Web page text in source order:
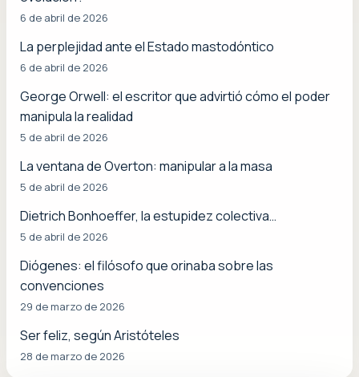
6 de abril de 2026
La perplejidad ante el Estado mastodóntico
6 de abril de 2026
George Orwell: el escritor que advirtió cómo el poder
manipula la realidad
5 de abril de 2026
La ventana de Overton: manipular a la masa
5 de abril de 2026
Dietrich Bonhoeffer, la estupidez colectiva…
5 de abril de 2026
Diógenes: el filósofo que orinaba sobre las
convenciones
29 de marzo de 2026
Ser feliz, según Aristóteles
28 de marzo de 2026